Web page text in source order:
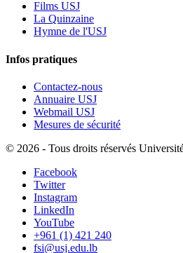
Films USJ
La Quinzaine
Hymne de l'USJ
Infos pratiques
Contactez-nous
Annuaire USJ
Webmail USJ
Mesures de sécurité
© 2026 - Tous droits réservés
Facebook
Twitter
Instagram
LinkedIn
YouTube
+961 (1) 421 240
fsi@usj.edu.lb